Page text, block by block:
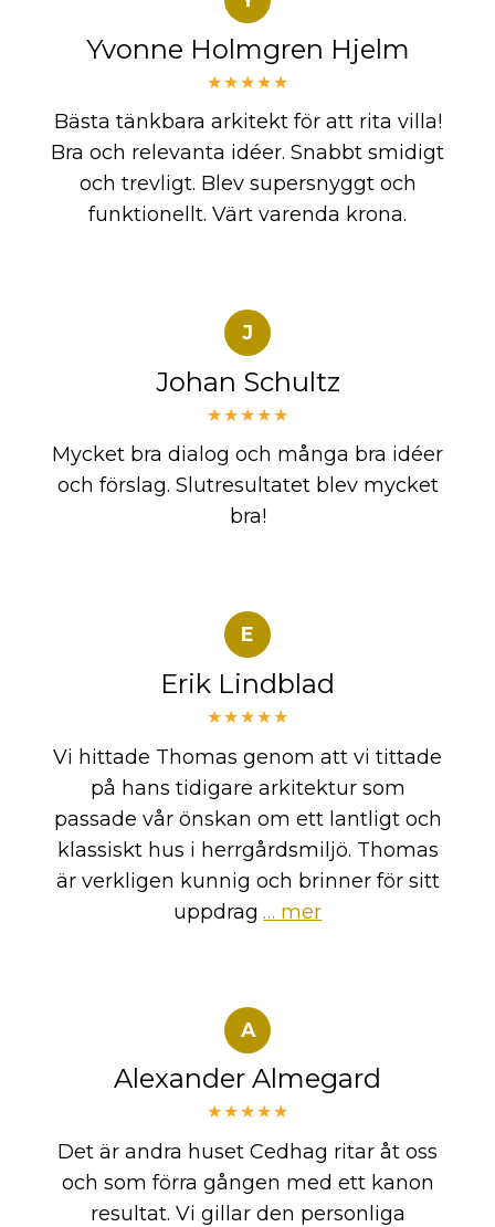
Yvonne Holmgren Hjelm
★★★★★
Bästa tänkbara arkitekt för att rita villa!
Bra och relevanta idéer. Snabbt smidigt
och trevligt. Blev supersnyggt och
funktionellt. Värt varenda krona.
J
Johan Schultz
★★★★★
Mycket bra dialog och många bra idéer
och förslag. Slutresultatet blev mycket
bra!
E
Erik Lindblad
★★★★★
Vi hittade Thomas genom att vi tittade
på hans tidigare arkitektur som
passade vår önskan om ett lantligt och
klassiskt hus i herrgårdsmiljö. Thomas
är verkligen kunnig och brinner för sitt
uppdrag … mer
A
Alexander Almegard
★★★★★
Det är andra huset Cedhag ritar åt oss
och som förra gången med ett kanon
resultat. Vi gillar den personliga